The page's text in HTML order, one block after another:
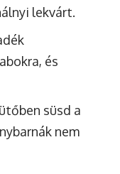
lekvárt.
és
süsd a
nem